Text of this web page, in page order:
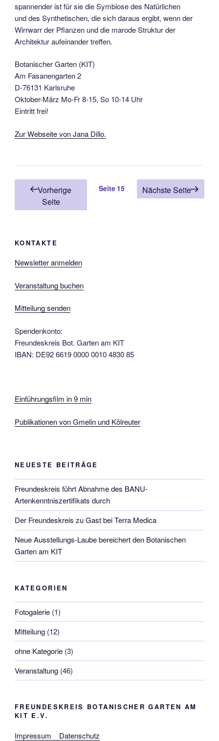
spannender ist für sie die Symbiose des Natürlichen
und des Synthetischen, die sich daraus ergibt, wenn der
Wirrwarr der Pflanzen und die marode Struktur der
Architektur aufeinander treffen.
Botanischer Garten (KIT)
Am Fasanengarten 2
D-76131 Karlsruhe
Oktober-März Mo-Fr 8-15, So 10-14 Uhr
Eintritt frei!
Zur Webseite von Jana Dillo.
Seitennummerierung
Beiträge
Vorherige
Seite
Seite 15 Nächste Seite
KONTAKTE
Newsletter anmelden
Veranstaltung buchen
Mitteilung senden
Spendenkonto:
Freundeskreis Bot. Garten am KIT
IBAN: DE92 6619 0000 0010 4830 85
Einführungsfilm in 9 min
Publikationen von Gmelin und Kölreuter
NEUESTE BEITRÄGE
Freundeskreis führt Abnahme des BANU-
Artenkenntniszertifikats durch
Der Freundeskreis zu Gast bei Terra Medica
Neue Ausstellungs-Laube bereichert den Botanischen
Garten am KIT
KATEGORIEN
Fotogalerie (1)
Mitteilung (12)
ohne Kategorie (3)
Veranstaltung (46)
FREUNDESKREIS BOTANISCHER GARTEN AM
KIT E.V.
Impressum Datenschutz